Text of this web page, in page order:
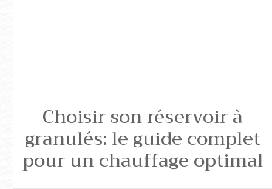
Choisir son réservoir à
granulés: le guide complet
pour un chauffage optimal